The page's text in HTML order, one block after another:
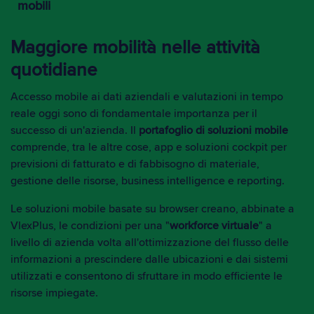
mobili
Maggiore mobilità nelle attività
quotidiane
Accesso mobile ai dati aziendali e valutazioni in tempo
reale oggi sono di fondamentale importanza per il
successo di un'azienda. Il portafoglio di soluzioni mobile
comprende, tra le altre cose, app e soluzioni cockpit per
previsioni di fatturato e di fabbisogno di materiale,
gestione delle risorse, business intelligence e reporting.
Le soluzioni mobile basate su browser creano, abbinate a
VlexPlus, le condizioni per una "workforce virtuale" a
livello di azienda volta all'ottimizzazione del flusso delle
informazioni a prescindere dalle ubicazioni e dai sistemi
utilizzati e consentono di sfruttare in modo efficiente le
risorse impiegate.